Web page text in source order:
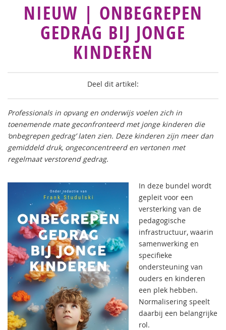
NIEUW | ONBEGREPEN
GEDRAG BIJ JONGE
KINDEREN
Deel dit artikel:
Professionals in opvang en onderwijs voelen zich in
toenemende mate geconfronteerd met jonge kinderen die
‘onbegrepen gedrag’ laten zien. Deze kinderen zijn meer dan
gemiddeld druk, ongeconcentreerd en vertonen met
regelmaat verstorend gedrag.
In deze bundel wordt
gepleit voor een
versterking van de
pedagogische
infrastructuur, waarin
samenwerking en
specifieke
ondersteuning van
ouders en kinderen
een plek hebben.
Normalisering speelt
daarbij een belangrijke
rol.